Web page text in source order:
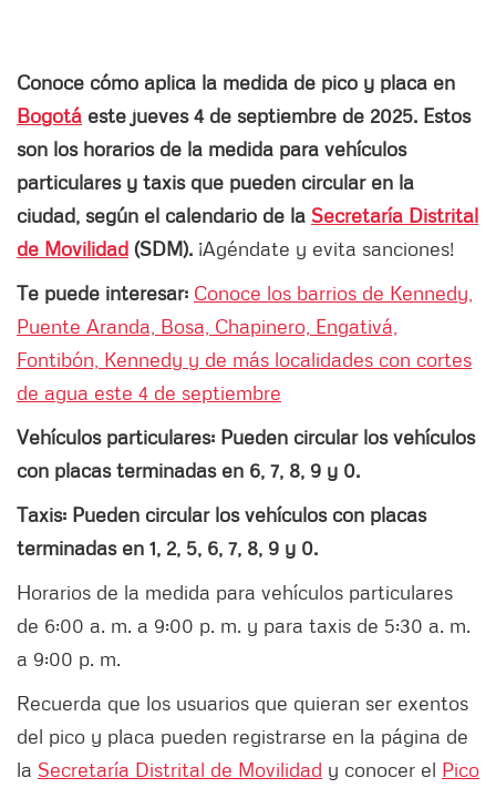
Conoce cómo aplica la medida de pico y placa en
Bogotá este jueves 4 de septiembre de 2025. Estos
son los horarios de la medida para vehículos
particulares y taxis que pueden circular en la
ciudad, según el calendario de la Secretaría Distrital
de Movilidad (SDM). ¡Agéndate y evita sanciones!
Te puede interesar: Conoce los barrios de Kennedy,
Puente Aranda, Bosa, Chapinero, Engativá,
Fontibón, Kennedy y de más localidades con cortes
de agua este 4 de septiembre
Vehículos particulares: Pueden circular los vehículos
con placas terminadas en 6, 7, 8, 9 y 0.
Taxis: Pueden circular los vehículos con placas
terminadas en 1, 2, 5, 6, 7, 8, 9 y 0.
Horarios de la medida para vehículos particulares
de 6:00 a. m. a 9:00 p. m. y para taxis de 5:30 a. m.
a 9:00 p. m.
Recuerda que los usuarios que quieran ser exentos
del pico y placa pueden registrarse en la página de
la Secretaría Distrital de Movilidad y conocer el Pico